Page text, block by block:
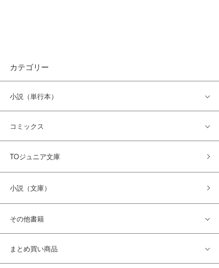
カテゴリー
小説（単行本）
コミックス
TOジュニア文庫
小説（文庫）
その他書籍
まとめ買い商品